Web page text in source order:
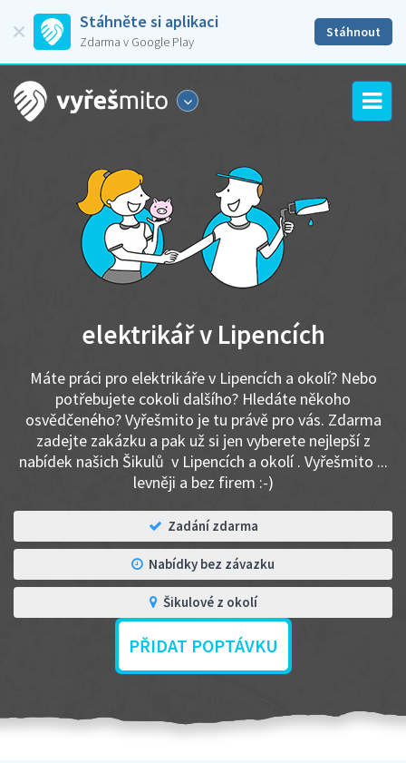
Stáhněte si aplikaci
Zdarma v Google Play
Stáhnout
elektrikář v Lipencích
Máte práci pro elektrikáře v Lipencích a okolí? Nebo
potřebujete cokoli dalšího? Hledáte někoho
osvědčeného? Vyřešmito je tu právě pro vás. Zdarma
zadejte zakázku a pak už si jen vyberete nejlepší z
nabídek našich Šikulů v Lipencích a okolí . Vyřešmito ...
levněji a bez firem :-)
Zadání zdarma
Nabídky bez závazku
Šikulové z okolí
PŘIDAT POPTÁVKU